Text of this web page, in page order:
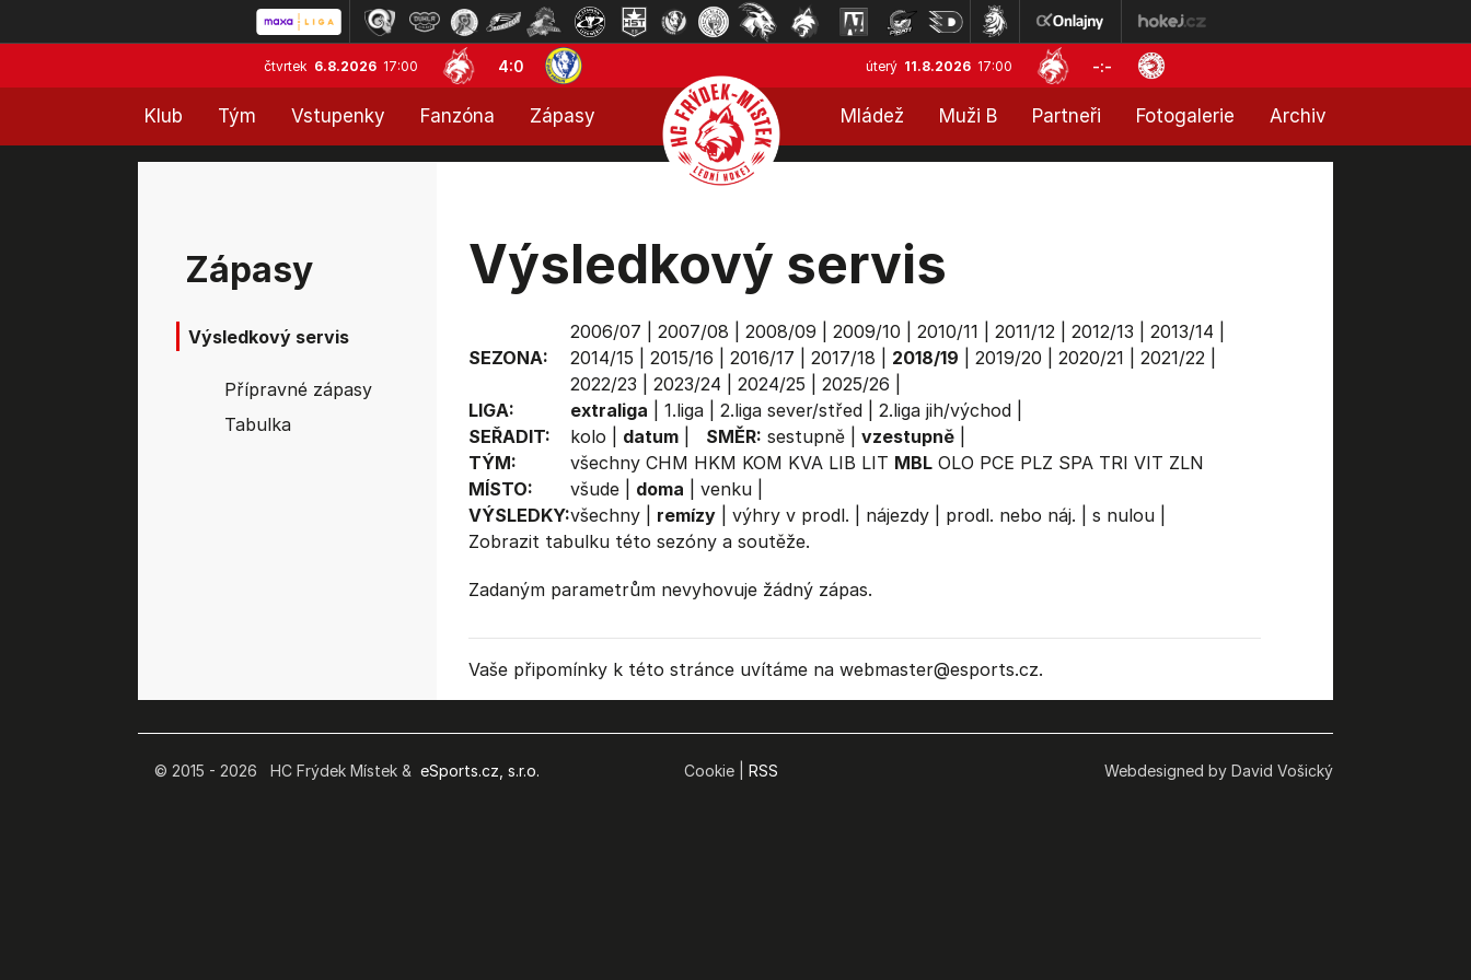
čtvrtek 6.8.2026 17:00 4:0 úterý 11.8.2026 17:00 -:-
Klub Tým Vstupenky Fanzóna Zápasy Mládež Muži B Partneři Fotogalerie Archiv
Zápasy
Výsledkový servis
Přípravné zápasy
Tabulka
Výsledkový servis
SEZONA:
2006/07 2007/08 2008/09 2009/10 2010/11 2011/12| 2012/13 2013/14
2014/15
2015/16 2016/17 2017/18 2018/19 2019/20 2020/21 2021/22|
2022/23
2023/24 2024/25 2025/26
LIGA:
extraliga 1.liga| 2.liga sever/střed| 2.liga jih/východ|
SEŘADIT:
kolo datum| SMĚR: sestupně| vzestupně|
TÝM:
všechny CHM HKM KOM KVA LIB LIT MBL OLO PCE PLZ SPA TRI VIT ZLN
MÍSTO:
všude| doma venku|
VÝSLEDKY:všechny| remízy| výhry v prodl. nájezdy| prodl. nebo náj. s nulou|
Zobrazit tabulkutéto sezóny a soutěže.
Zadaným parametrům nevyhovuje žádný zápas.
Vaše připomínky k této stránce uvítáme na webmaster@esports.cz.
© 2015 - 2026 HC Frýdek Místek &eSports.cz, s.r.o. Cookie | RSS Webdesigned by David Vošický